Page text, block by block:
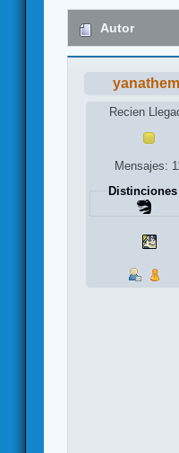
Autor
Recien
Mensajes:
Distinciones